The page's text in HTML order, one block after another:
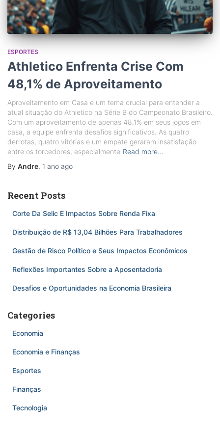
ESPORTES
Athletico Enfrenta Crise Com
48,1% de Aproveitamento
Aproveitamento em Casa é um tema crucial para entender a
atual situação do Athletico na Série B do Campeonato Brasileiro.
Com um aproveitamento de apenas 48,1% em seus jogos em
casa, a equipe enfrenta desafios significativos. As quatro
derrotas, quatro vitórias e um empate geraram insatisfação
entre os torcedores, especialmente Read more…
By Andre, 1 ano ago
Recent Posts
Corte Da Selic E Impactos Sobre Renda Fixa
Distribuição de R$ 13,04 Bilhões Para Trabalhadores
Gestão de Risco Político e Seus Impactos Econômicos
Reflexões Importantes Sobre a Aposentadoria
Desafios e Oportunidades na Economia Brasileira
Categories
Economia
Economia e Finanças
Esportes
Finanças
Tecnologia